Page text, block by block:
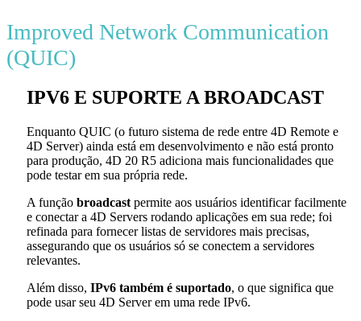
Improved Network Communication
(QUIC)
IPV6 E SUPORTE A BROADCAST
Enquanto QUIC (o futuro sistema de rede entre 4D Remote e
4D Server) ainda está em desenvolvimento e não está pronto
para produção, 4D 20 R5 adiciona mais funcionalidades que
pode testar em sua própria rede.
A função broadcast permite aos usuários identificar facilmente
e conectar a 4D Servers rodando aplicações em sua rede; foi
refinada para fornecer listas de servidores mais precisas,
assegurando que os usuários só se conectem a servidores
relevantes.
Além disso, IPv6 também é suportado, o que significa que
pode usar seu 4D Server em uma rede IPv6.